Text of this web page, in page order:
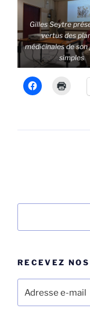
Gilles Seytre
vertus des
médicinales de son
simples
RECEVEZ
e-